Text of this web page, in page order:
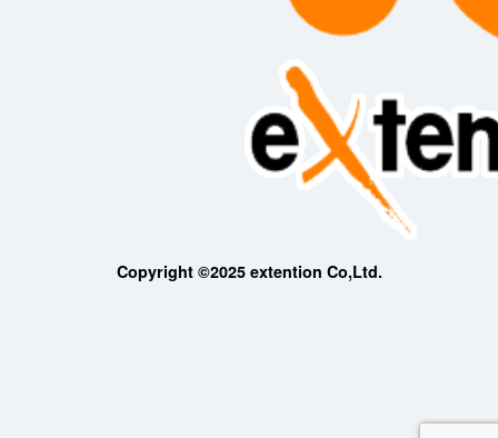
Copyright ©2025 extention Co,Ltd.